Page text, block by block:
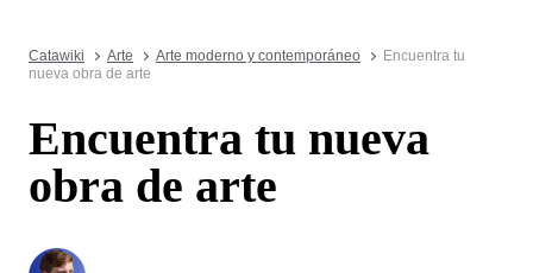
Catawiki Arte Arte moderno y contemporáneo
Encuentra tu
nueva obra de arte
Encuentra tu nueva
obra de arte